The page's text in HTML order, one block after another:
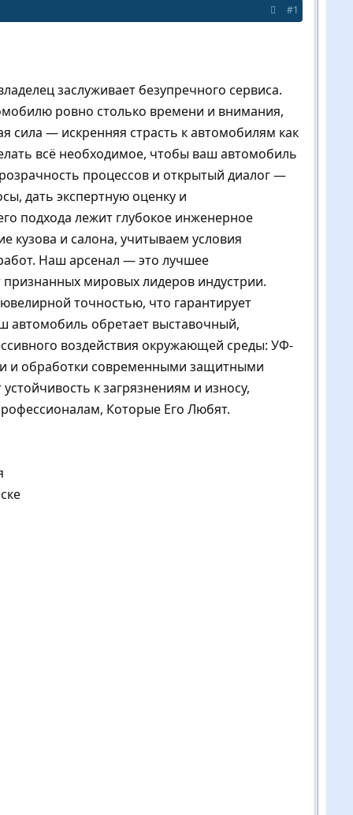
#1
заслуживает безупречного сервиса.
ровно столько времени и внимания,
сила — искренняя страсть к автомобилям как
всё необходимое, чтобы ваш автомобиль
процессов и открытый диалог —
дать экспертную оценку и
подхода лежит глубокое инженерное
кузова и салона, учитываем условия
Наш арсенал — это лучшее
мировых лидеров индустрии.
точностью, что гарантирует
автомобиль обретает выставочный,
воздействия окружающей среды: УФ-
и обработки современными защитными
к загрязнениям и износу,
Которые Его Любят.